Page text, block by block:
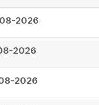
2026
2026
2026